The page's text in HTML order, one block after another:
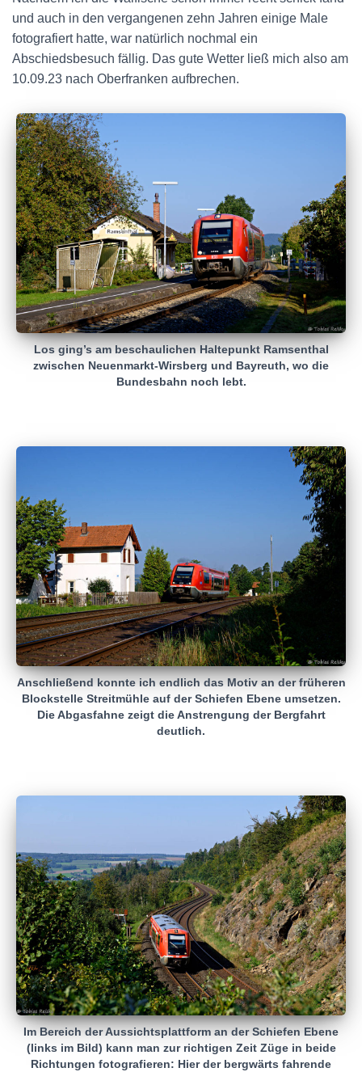
und auch in den vergangenen zehn Jahren einige Male
fotografiert hatte, war natürlich nochmal ein
Abschiedsbesuch fällig. Das gute Wetter ließ mich also am
10.09.23 nach Oberfranken aufbrechen.
Los ging’s am beschaulichen Haltepunkt Ramsenthal
zwischen Neuenmarkt-Wirsberg und Bayreuth, wo die
Bundesbahn noch lebt.
Anschließend konnte ich endlich das Motiv an der früheren
Blockstelle Streitmühle auf der Schiefen Ebene umsetzen.
Die Abgasfahne zeigt die Anstrengung der Bergfahrt
deutlich.
Im Bereich der Aussichtsplattform an der Schiefen Ebene
(links im Bild) kann man zur richtigen Zeit Züge in beide
Richtungen fotografieren: Hier der bergwärts fahrende